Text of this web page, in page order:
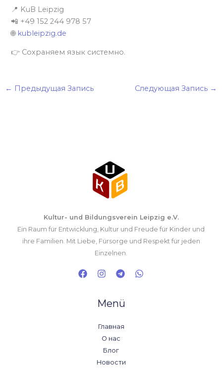
📍 KuB Leipzig
📲 +49 152 244 978 57
🌐 kubleipzig.de
👉 Сохраняем язык системно.
← Предыдущая Запись Следующая Запись →
Kultur- und Bildungsverein Leipzig e.V.
Ein Raum für Entwicklung, Kultur und Freude für Kinder und
ihre Familien. Mit Liebe, Fürsorge und Respekt für jeden
Einzelnen.
Menü
Главная
О нас
Блог
Новости